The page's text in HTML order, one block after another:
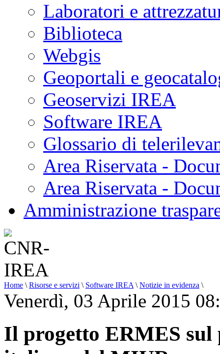
Laboratori e
Biblioteca
Webgis
Geoportali e
Geoservizi IREA
Software IREA
Glossario di
Area Riservata -
Area Riservata -
Amministrazione
Home \ Risorse e servizi \ Software IREA \ Notizie in evidenza \
Venerdì, 03 Aprile 2015
Il progetto ERMES sul